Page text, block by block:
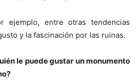
ejemplo, entre otras tendencias
y la fascinación por las ruinas.
le puede gustar un monumento